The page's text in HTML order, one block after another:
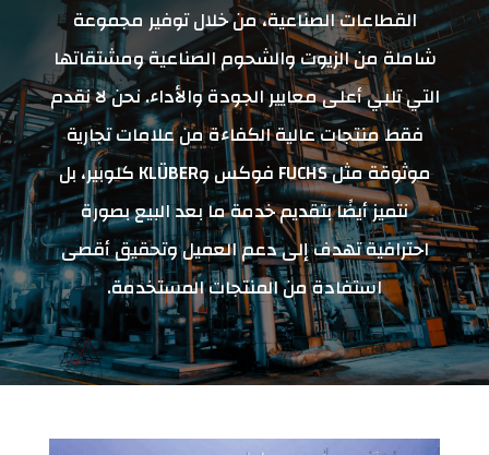
القطاعات الصناعية، من خلال توفير مجموعة
شاملة من الزيوت والشحوم الصناعية ومشتقاتها
التي تلبي أعلى معايير الجودة والأداء. نحن لا نقدم
فقط منتجات عالية الكفاءة من علامات تجارية
موثوقة مثل FUCHS فوكس وKLÜBER كلوبير، بل
نتميز أيضًا بتقديم خدمة ما بعد البيع بصورة
احترافية تهدف إلى دعم العميل وتحقيق أقصى
استفادة من المنتجات المستخدمة.